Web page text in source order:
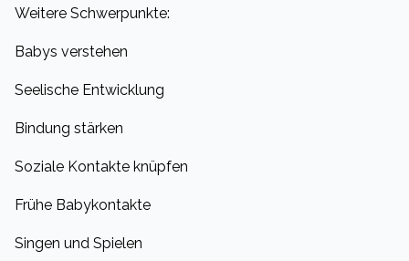
Weitere Schwerpunkte:
Babys verstehen
Seelische Entwicklung
Bindung stärken
Soziale Kontakte knüpfen
Frühe Babykontakte
Singen und Spielen